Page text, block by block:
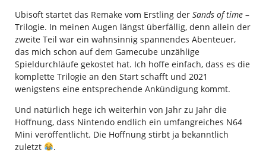
Ubisoft startet das Remake vom Erstling der Sands of time –
Trilogie. In meinen Augen längst überfällig, denn allein der
zweite Teil war ein wahnsinnig spannendes Abenteuer,
das mich schon auf dem Gamecube unzählige
Spieldurchläufe gekostet hat. Ich hoffe einfach, dass es die
komplette Trilogie an den Start schafft und 2021
wenigstens eine entsprechende Ankündigung kommt.
Und natürlich hege ich weiterhin von Jahr zu Jahr die
Hoffnung, dass Nintendo endlich ein umfangreiches N64
Mini veröffentlicht. Die Hoffnung stirbt ja bekanntlich
zuletzt
.